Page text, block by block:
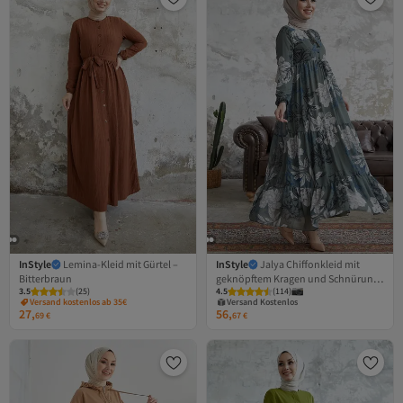
InStyle
Lemina-Kleid mit Gürtel –
Bitterbraun
3.5 (25)
Versand kostenlos ab 35€
27,69€
InStyle
Jalya Chiffonkleid mit
geknöpftem Kragen und Schnürung
– Khaki
4.5 (114)
Versand Kostenlos
Gratis Versand
Versand Kostenlos
56,67€